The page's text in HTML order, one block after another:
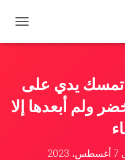
ب
ا
ل
ت
تمسك يدي على
ولم أبعدها إلا
7 أغسطس، 2023